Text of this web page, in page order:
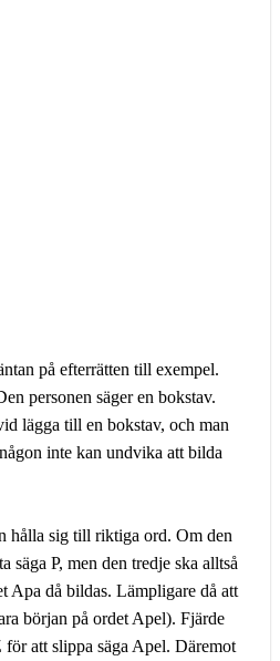
på efterrätten till exempel.
personen säger en bokstav.
lägga till en bokstav, och man
inte kan undvika att bilda
hålla sig till riktiga ord. Om den
säga P, men den tredje ska alltså
Apa då bildas. Lämpligare då att
början på ordet Apel). Fjärde
för att slippa säga Apel. Däremot